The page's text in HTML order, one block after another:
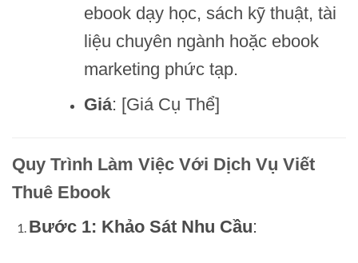
ebook dạy học, sách kỹ thuật, tài
liệu chuyên ngành hoặc ebook
marketing phức tạp.
Giá: [Giá Cụ Thể]
Quy Trình Làm Việc Với Dịch Vụ Viết
Thuê Ebook
Bước 1: Khảo Sát Nhu Cầu: